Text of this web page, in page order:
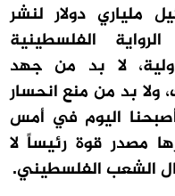
ملياري دولار لنشر
الفلسطينية
لا بد من جهد
بد من منع انحسار
أصبحنا اليوم في أمس
مصدر قوة رئيساً لا
الشعب الفلسطيني.